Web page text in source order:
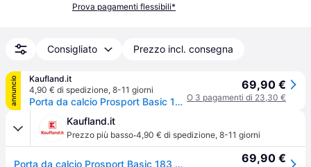
Prova pagamenti flessibili*
Consigliato Prezzo incl. consegna
annuncio
Kaufland.it
4,90 € di spedizione, 8-11 giorni
Porta da calcio Prosport Basic 183 x 122 x 61 cm
69,90 €
O 3 pagamenti di 23,30 €
Kaufland.it
Prezzo più basso·4,90 € di spedizione, 8-11 giorni
Porta da calcio Prosport Basic 183 x 122 x 61 cm 69,90 €